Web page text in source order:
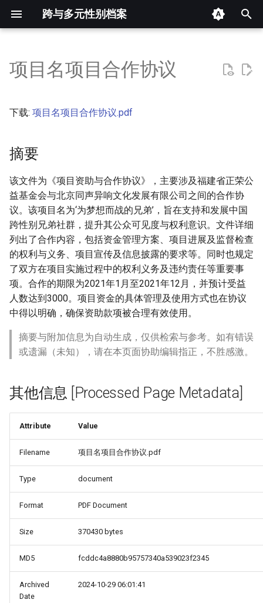
跨与多元性别档案
入
以
摘要
其他信息 [Processed Page
正文
项目名项目合作协议
下载: 项目名项目合作协议.pdf
摘要
该文件为《项目资助与合作协议》，主要涉及福建省正荣公
益基金会与北京同声异响文化发展有限公司之间的合作协
议。该项目名为‘为梦想而战的兄弟’，旨在支持和发展中国
跨性别兄弟社群，提升其公众可见度与权利意识。文件详细
列出了合作内容，包括资金管理方案、项目进展及监督检查
的权利与义务、项目宣传及信息披露的要求等。同时也规定
了双方在项目实施过程中的权利义务及违约责任等重要事
项。合作的期限为2021年1月至2021年12月，并预计受益
人数达到3000。项目资金的具体管理及使用方式也在协议
中得以明确，确保资助款项被合理有效使用。
摘要与附加信息为自动生成，仅供检索与参考。如有错误
或遗漏（未知），请在本页面协助编辑指正，不胜感激。
其他信息 [Processed Page Metadata]
Attribute Value
Filename 项目名项目合作协议.pdf
Type document
Format PDF Document
Size 370430 bytes
MD5 fcddc4a8880b95757340a539023f2345
Archived
Date
2024-10-29 06:01:41